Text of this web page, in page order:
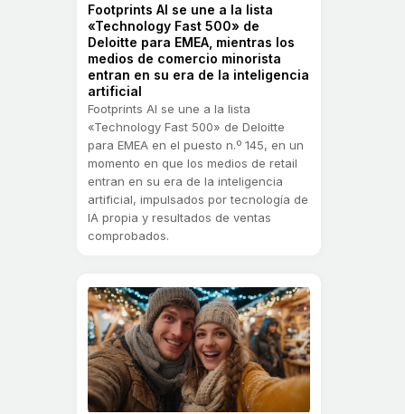
Footprints AI se une a la lista
«Technology Fast 500» de
Deloitte para EMEA, mientras los
medios de comercio minorista
entran en su era de la inteligencia
artificial
Footprints AI se une a la lista
«Technology Fast 500» de Deloitte
para EMEA en el puesto n.º 145, en un
momento en que los medios de retail
entran en su era de la inteligencia
artificial, impulsados por tecnología de
IA propia y resultados de ventas
comprobados.